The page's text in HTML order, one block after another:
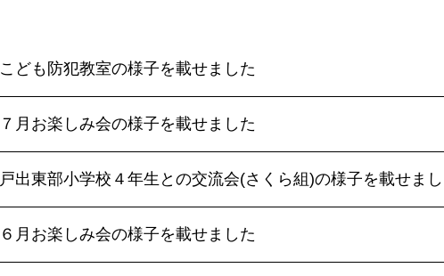
こども防犯教室の様子を載せました
７月お楽しみ会の様子を載せました
戸出東部小学校４年生との交流会(さくら組)の様子を載せま
６月お楽しみ会の様子を載せました